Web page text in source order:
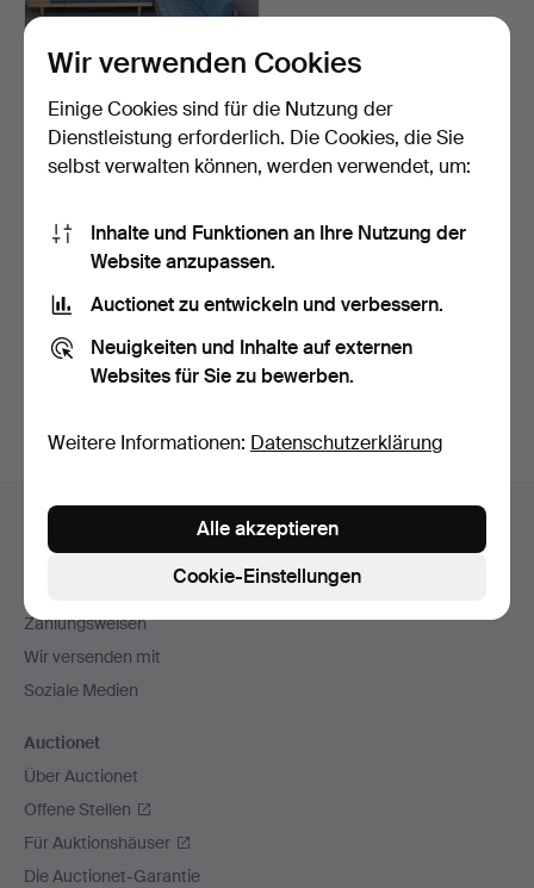
HALDOR VIK & INGEMAR
RELLING. ZWEI
TAGESBE…
3 Tage
48 USD
Sie können auch inBeendete Auktionen aus unserem
suchen.
Fußzeilen-
Kontakt mit dem Support aufnehmen
Zahlungsweisen
Wir versenden mit
Soziale Medien
Auctionet
Über Auctionet
Offene Stellen
Für Auktionshäuser
Die Auctionet-Garantie
Wir verwenden Cookies
Einige Cookies sind für die Nutzung der
Dienstleistung erforderlich. Die Cookies, die Sie
selbst verwalten können, werden verwendet, um:
Inhalte und Funktionen an Ihre Nutzung der
Website anzupassen.
Auctionet zu entwickeln und verbessern.
Neuigkeiten und Inhalte auf externen
Websites für Sie zu bewerben.
Weitere Informationen: Datenschutzerklärung
Cookie-Einstellungen
Alle akzeptieren